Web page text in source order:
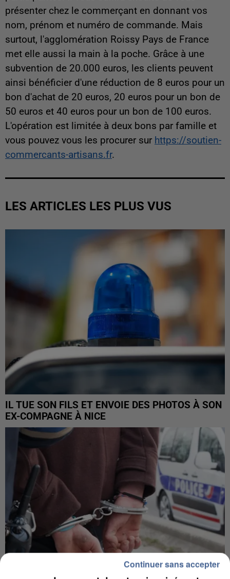
présenter chez le commerçant en donnant vos
nom, prénom et numéro de commande. Mais
surtout, l'agglomération Roissy Pays de France
met elle aussi la main à la poche. Grâce à une
subvention de 20.000 euros, les clients peuvent
ainsi bénéficier d'une réduction de 8 euros pour un
bon d'achat de 20 euros, 20 euros pour un bon de
50 euros et 40 euros pour un bon de 100 euros.
L'opération est limitée à deux bons par famille et
vous pouvez vous les procurer sur https://soutien-
commercants-artisans.fr.
LES ARTICLES LES PLUS VUS
IL TUE SON FILS ET ENVOIE DES PHOTOS À SON
EX-COMPAGNE À NICE
Continuer sans accepter